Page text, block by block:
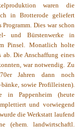
waren die
in Brotterode geliefert
Dies war schon
und Bürstenwerke in
Pinsel. Monatlich holte
ab. Die Anschaffung eines
war notwendig. Zu
Jahren dann noch
sowie Profilleisten).
in Pappenheim (heute
und vorwiegend
die Werkstatt laufend
(ehem. landwirtschaftl.